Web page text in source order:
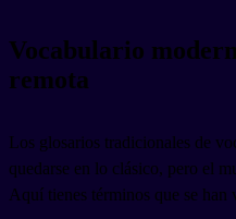
Vocabulario
remota
Los glosarios tradicionales de
quedarse en lo clásico, pero el
Aquí tienes términos que se han